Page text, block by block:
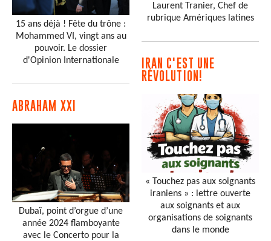
15 ans déjà ! Fête du trône :
Mohammed VI, vingt ans au
pouvoir. Le dossier
d'Opinion Internationale
ABRAHAM XXI
Dubaï, point d’orgue d’une
année 2024 flamboyante
avec le Concerto pour la
Laurent Tranier, Chef de
rubrique Amériques latines
IRAN C'EST UNE
RÉVOLUTION!
« Touchez pas aux soignants
iraniens » : lettre ouverte
aux soignants et aux
organisations de soignants
dans le monde